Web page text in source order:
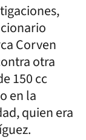
Corven
otra
150 cc
en la
quien era